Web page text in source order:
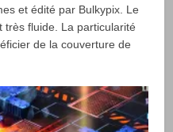
et édité par Bulkypix. Le
très fluide. La particularité
de la couverture de